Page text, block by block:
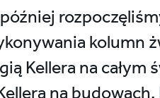
kolumn
Kellera na całym